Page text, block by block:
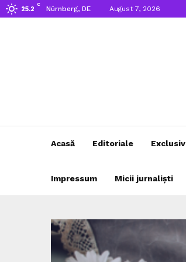
25.2
C
Nürnberg, DE August 7, 2026
Acasă Editoriale Exclusiv
Impressum Micii jurnaliști